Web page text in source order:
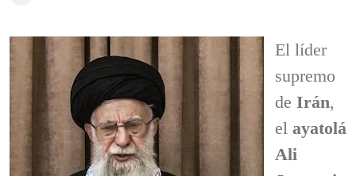
El líder
supremo
de Irán,
el ayatolá
Ali